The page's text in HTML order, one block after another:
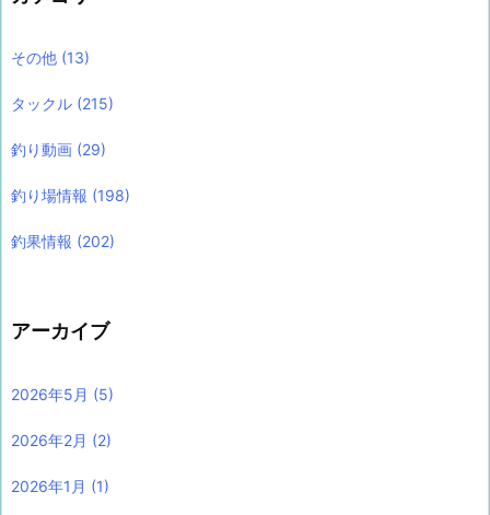
その他 (13)
タックル (215)
釣り動画 (29)
釣り場情報 (198)
釣果情報 (202)
アーカイブ
2026年5月 (5)
2026年2月 (2)
2026年1月 (1)